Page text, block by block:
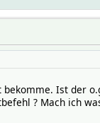
Ist der
? Mach ich